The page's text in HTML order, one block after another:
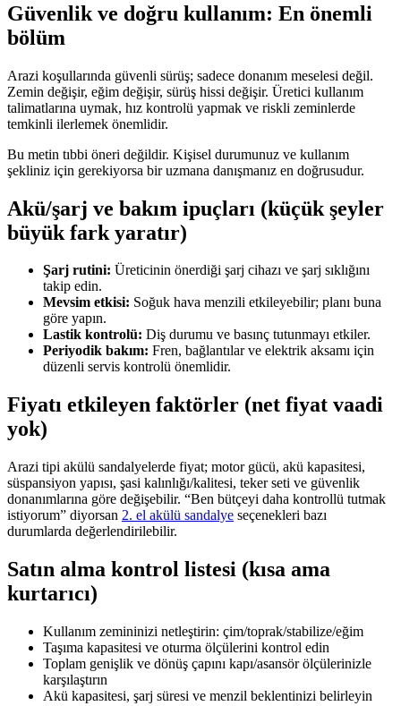
Güvenlik ve doğru kullanım: En önemli
bölüm
Arazi koşullarında güvenli sürüş; sadece donanım meselesi değil.
Zemin değişir, eğim değişir, sürüş hissi değişir. Üretici kullanım
talimatlarına uymak, hız kontrolü yapmak ve riskli zeminlerde
temkinli ilerlemek önemlidir.
Bu metin tıbbi öneri değildir. Kişisel durumunuz ve kullanım
şekliniz için gerekiyorsa bir uzmana danışmanız en doğrusudur.
Akü/şarj ve bakım ipuçları (küçük şeyler
büyük fark yaratır)
Şarj rutini: Üreticinin önerdiği şarj cihazı ve şarj sıklığını
takip edin.
Mevsim etkisi: Soğuk hava menzili etkileyebilir; planı buna
göre yapın.
Lastik kontrolü: Diş durumu ve basınç tutunmayı etkiler.
Periyodik bakım: Fren, bağlantılar ve elektrik aksamı için
düzenli servis kontrolü önemlidir.
Fiyatı etkileyen faktörler (net fiyat vaadi
yok)
Arazi tipi akülü sandalyelerde fiyat; motor gücü, akü kapasitesi,
süspansiyon yapısı, şasi kalınlığı/kalitesi, teker seti ve güvenlik
donanımlarına göre değişebilir. “Ben bütçeyi daha kontrollü tutmak
istiyorum” diyorsan 2. el akülü sandalye seçenekleri bazı
durumlarda değerlendirilebilir.
Satın alma kontrol listesi (kısa ama
kurtarıcı)
Kullanım zemininizi netleştirin: çim/toprak/stabilize/eğim
Taşıma kapasitesi ve oturma ölçülerini kontrol edin
Toplam genişlik ve dönüş çapını kapı/asansör ölçülerinizle
karşılaştırın
Akü kapasitesi, şarj süresi ve menzil beklentinizi belirleyin